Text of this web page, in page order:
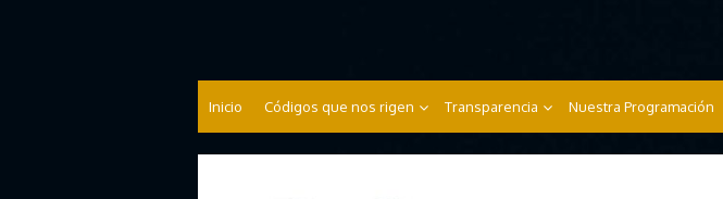
Inicio Códigos que nos rigen Transparencia Nuestra Programación